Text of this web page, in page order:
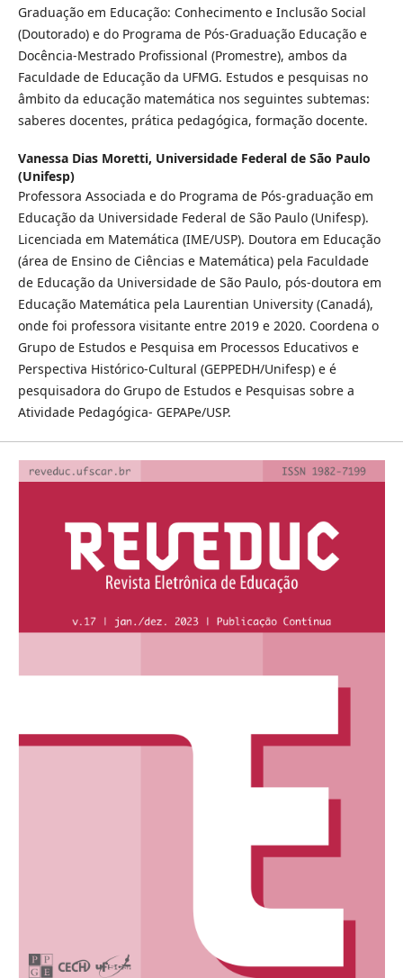
Graduação em Educação: Conhecimento e Inclusão Social
(Doutorado) e do Programa de Pós-Graduação Educação e
Docência-Mestrado Profissional (Promestre), ambos da
Faculdade de Educação da UFMG. Estudos e pesquisas no
âmbito da educação matemática nos seguintes subtemas:
saberes docentes, prática pedagógica, formação docente.
Vanessa Dias Moretti, Universidade Federal de São Paulo
(Unifesp)
Professora Associada e do Programa de Pós-graduação em
Educação da Universidade Federal de São Paulo (Unifesp).
Licenciada em Matemática (IME/USP). Doutora em Educação
(área de Ensino de Ciências e Matemática) pela Faculdade
de Educação da Universidade de São Paulo, pós-doutora em
Educação Matemática pela Laurentian University (Canadá),
onde foi professora visitante entre 2019 e 2020. Coordena o
Grupo de Estudos e Pesquisa em Processos Educativos e
Perspectiva Histórico-Cultural (GEPPEDH/Unifesp) e é
pesquisadora do Grupo de Estudos e Pesquisas sobre a
Atividade Pedagógica- GEPAPe/USP.